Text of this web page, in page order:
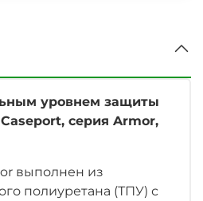
уровнем защиты
серия Armor,
выполнен из
полиуретана (ТПУ) с